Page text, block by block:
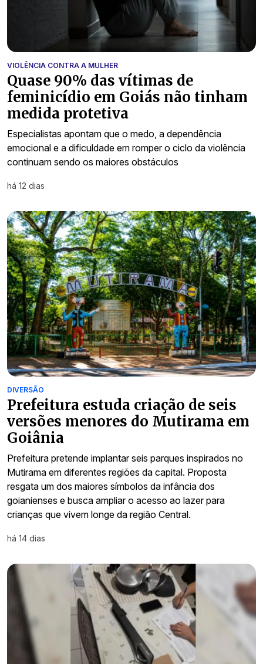
VIOLÊNCIA CONTRA A MULHER
Quase 90% das vítimas de
feminicídio em Goiás não tinham
medida protetiva
Especialistas apontam que o medo, a dependência
emocional e a dificuldade em romper o ciclo da violência
continuam sendo os maiores obstáculos
há 12 dias
DIVERSÃO
Prefeitura estuda criação de seis
versões menores do Mutirama em
Goiânia
Prefeitura pretende implantar seis parques inspirados no
Mutirama em diferentes regiões da capital. Proposta
resgata um dos maiores símbolos da infância dos
goianienses e busca ampliar o acesso ao lazer para
crianças que vivem longe da região Central.
há 14 dias